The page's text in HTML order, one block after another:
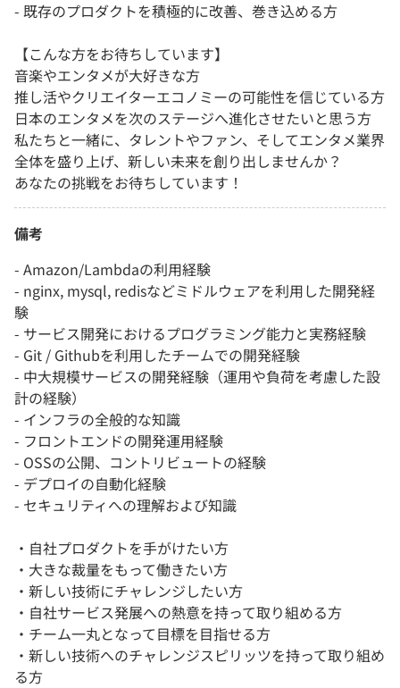
- 既存のプロダクトを積極的に改善、巻き込める方
【こんな方をお待ちしています】
音楽やエンタメが大好きな方
推し活やクリエイターエコノミーの可能性を信じている方
日本のエンタメを次のステージへ進化させたいと思う方
私たちと一緒に、タレントやファン、そしてエンタメ業界
全体を盛り上げ、新しい未来を創り出しませんか？
あなたの挑戦をお待ちしています！
備考
- Amazon/Lambdaの利用経験
- nginx, mysql, redisなどミドルウェアを利用した開発経
験
- サービス開発におけるプログラミング能力と実務経験
- Git / Githubを利用したチームでの開発経験
- 中大規模サービスの開発経験（運用や負荷を考慮した設
計の経験）
- インフラの全般的な知識
- フロントエンドの開発運用経験
- OSSの公開、コントリビュートの経験
- デプロイの自動化経験
- セキュリティへの理解および知識
・自社プロダクトを手がけたい方
・大きな裁量をもって働きたい方
・新しい技術にチャレンジしたい方
・自社サービス発展への熱意を持って取り組める方
・チーム一丸となって目標を目指せる方
・新しい技術へのチャレンジスピリッツを持って取り組め
る方